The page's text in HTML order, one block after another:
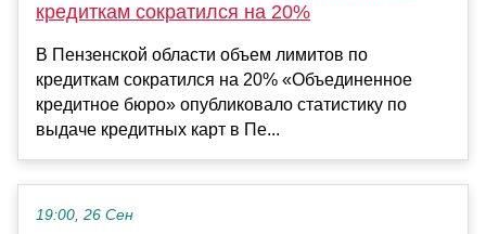
кредиткам сократился на 20%
В Пензенской области объем лимитов по
кредиткам сократился на 20% «Объединенное
кредитное бюро» опубликовало статистику по
выдаче кредитных карт в Пе...
19:00, 26 Сен